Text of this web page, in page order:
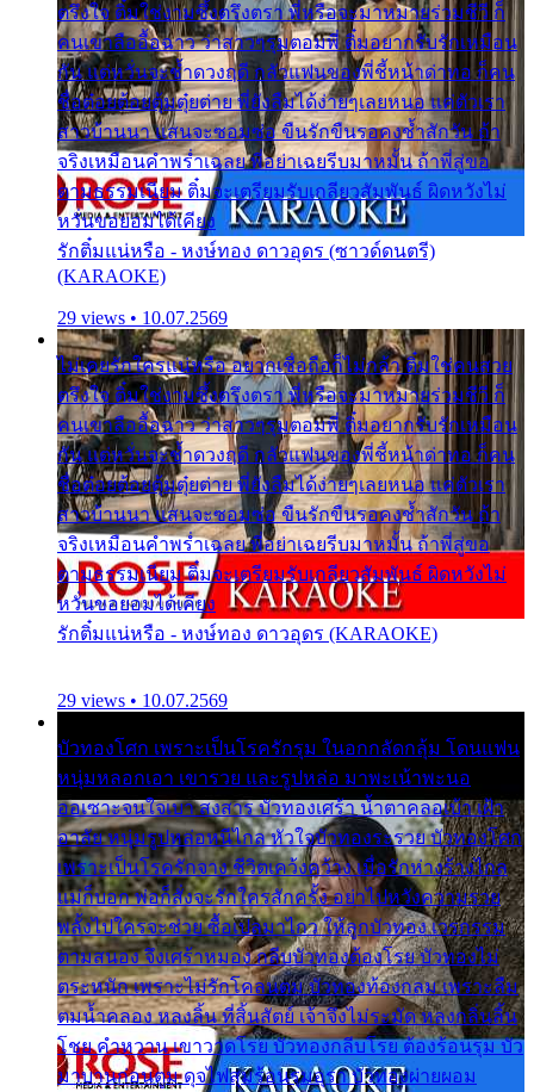
ตรึงใจ ติ๋มใช่งามซึ้งตรึงตรา พี่หรือจะมาหมายร่วมชีวี ก็
คนเขาลืออื้อฉาว ว่าสาวๆรุมตอมพี่ ติ๋มอยากรับรักเหมือน
กัน แต่หวั่นจะช้ำดวงฤดี กลัวแฟนของพี่ชี้หน้าด่าทอ ก็คน
ชื่อต๋อยต้อยตุ้มตุ๋ยต่าย พี่ยังลืมได้ง่ายๆเลยหนอ แค่ตัวเรา
สาวบ้านนา แสนจะซอมซ่อ ขืนรักขืนรอคงช้ำสักวัน ถ้า
จริงเหมือนคำพร่ำเฉลย พี่อย่าเฉยรีบมาหมั้น ถ้าพี่สู่ขอ
ตามธรรมเนียม ติ๋มจะเตรียมรับเกลียวสัมพันธ์ ผิดหวังไม่
หวั่นขอยอมได้เคียง
รักติ๋มแน่หรือ - หงษ์ทอง ดาวอุดร (ซาวด์ดนตรี)
(KARAOKE)
29 views • 10.07.2569
ไม่เคยรักใครแน่หรือ อยากเชื่อถือก็ไม่กล้า ติ๋มใช่คนสวย
ตรึงใจ ติ๋มใช่งามซึ้งตรึงตรา พี่หรือจะมาหมายร่วมชีวี ก็
คนเขาลืออื้อฉาว ว่าสาวๆรุมตอมพี่ ติ๋มอยากรับรักเหมือน
กัน แต่หวั่นจะช้ำดวงฤดี กลัวแฟนของพี่ชี้หน้าด่าทอ ก็คน
ชื่อต๋อยต้อยตุ้มตุ๋ยต่าย พี่ยังลืมได้ง่ายๆเลยหนอ แค่ตัวเรา
สาวบ้านนา แสนจะซอมซ่อ ขืนรักขืนรอคงช้ำสักวัน ถ้า
จริงเหมือนคำพร่ำเฉลย พี่อย่าเฉยรีบมาหมั้น ถ้าพี่สู่ขอ
ตามธรรมเนียม ติ๋มจะเตรียมรับเกลียวสัมพันธ์ ผิดหวังไม่
หวั่นขอยอมได้เคียง
รักติ๋มแน่หรือ - หงษ์ทอง ดาวอุดร (KARAOKE)
29 views • 10.07.2569
บัวทองโศก เพราะเป็นโรครักรุม ในอกกลัดกลุ้ม โดนแฟน
หนุ่มหลอกเอา เขารวย และรูปหล่อ มาพะเน้าพะนอ
ออเซาะจนใจเบา สงสาร บัวทองเศร้า น้ำตาคลอเบ้า เฝ้า
อาลัย หนุ่มรูปหล่อหนีไกล หัวใจบัวทองระรวย บัวทองโศก
เพราะเป็นโรครักจาง ชีวิตเคว้งคว้าง เมื่อรักห่างร้างไกล
แม่ก็บอก พ่อก็สั่งจะรักใครสักครั้ง อย่าไปหวังความรวย
พลั้งไปใครจะช่วย ซื้อเปลมาไกว ให้ลูกบัวทอง เวรกรรม
ตามสนอง จึงเศร้าหมอง กลีบบัวทองต้องโรย บัวทองไม่
ตระหนัก เพราะไม่รักโคลนตม บัวทองท้องกลม เพราะลืม
ตมน้ำคลอง หลงลิ้น ที่สิ้นสัตย์ เจ้าจึงไม่ระมัด หลงกลิ่นลิ้น
โชย คำหวาน เขาวาดโรย บัวทองกลีบโรย ต้องร้อนรุม บัว
มาบานก่อนตูม ดุจไฟสุมร้อนรุมอุรา บัวทองผ่ายผอม